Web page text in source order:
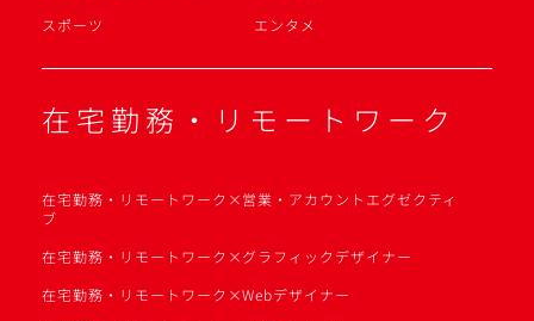
スポーツ
エンタメ
在宅勤務・リモートワーク
在宅勤務・リモートワーク×営業・アカウントエグゼクティ
ブ
在宅勤務・リモートワーク×グラフィックデザイナー
在宅勤務・リモートワーク×Webデザイナー